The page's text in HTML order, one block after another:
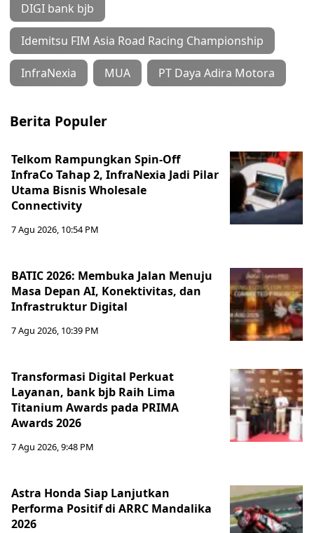
DIGI bank bjb
Idemitsu FIM Asia Road Racing Championship
InfraNexia MUA PT Daya Adira Motora
Berita Populer
Telkom Rampungkan Spin-Off
InfraCo Tahap 2, InfraNexia Jadi Pilar
Utama Bisnis Wholesale
Connectivity
7 Agu 2026, 10:54 PM
BATIC 2026: Membuka Jalan Menuju
Masa Depan AI, Konektivitas, dan
Infrastruktur Digital
7 Agu 2026, 10:39 PM
Transformasi Digital Perkuat
Layanan, bank bjb Raih Lima
Titanium Awards pada PRIMA
Awards 2026
7 Agu 2026, 9:48 PM
Astra Honda Siap Lanjutkan
Performa Positif di ARRC Mandalika
2026